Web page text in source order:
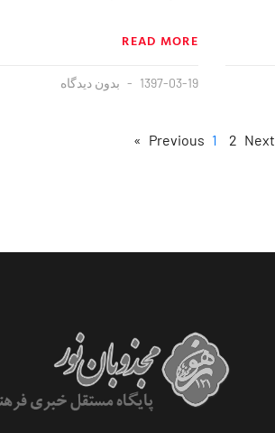
READ MORE
1397-03-19 بدون دیدگاه
1 2 Next »